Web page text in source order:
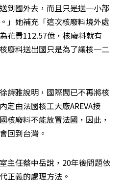
到國外去，而且只是送一小部
」她補充「這次核廢料境外處
花費112.57億，核廢料就有
廢料送出國只是為了讓核一二
詩雅說明，國際間已不再將核
定由法國核工大廠AREVA接
核廢料不能放置法國，因此，
回到台灣。
主任蔡中岳說，20年後問題依
正義的處理方法。